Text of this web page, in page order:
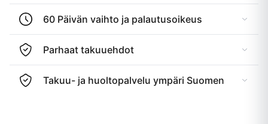
60 Päivän vaihto ja palautusoikeus
Parhaat takuuehdot
Takuu- ja huoltopalvelu ympäri Suomen